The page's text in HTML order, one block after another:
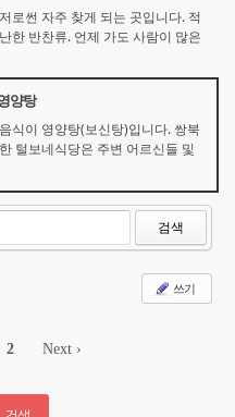
로썬 자주 찾게 되는 곳입니다. 적
한 반찬류. 언제 가도 사람이 많은
양탕
식이 영양탕(보신탕)입니다. 쌍북
털보네식당은 주변 어르신들 및
있다는 거죠. 부드러운 육질의 고
이 무더운 여름에 자주 찾게...
검색
쓰기
2 Next ›